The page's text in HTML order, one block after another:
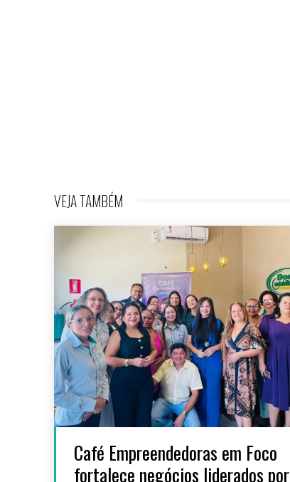
VEJA TAMBÉM
Café Empreendedoras em Foco
fortalece negócios liderados por